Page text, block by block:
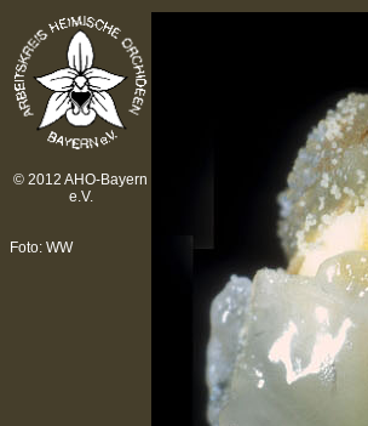
© 2012 AHO-Bayern
e.V.
Foto: WW